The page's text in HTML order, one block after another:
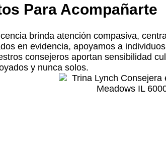
Para Acompañarte
brinda atención compasiva,
en evidencia, apoyamos a
consejeros aportan sensibilidad
y nunca solos.